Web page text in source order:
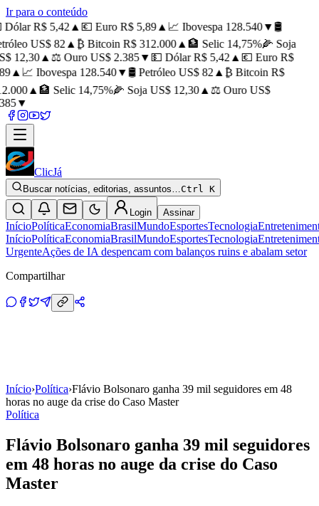
Ir para o conteúdo
R$ 5,42▲💶 Euro R$ 5,89▲📈 Ibovespa 128.540▼🛢️
US$ 82▲₿ Bitcoin R$ 312.000▲🏦 Selic 14,75%🌽 Soja
12,30▲⚖️ Ouro US$ 2.385▼💵 Dólar R$ 5,42▲💶 Euro R$
▲📈 Ibovespa 128.540▼🛢️ Petróleo US$ 82▲₿ Bitcoin R$
▲🏦 Selic 14,75%🌽 Soja US$ 12,30▲⚖️ Ouro US$
▼
ClicJá
Buscar notícias, editorias, assuntos…Ctrl K
Login Assinar
InícioPolíticaEconomiaBrasilMundoEsportesTecnologia
InícioPolíticaEconomiaBrasilMundoEsportesTecnologia
UrgenteAções de IA despencam com balanços ruins e abalam setor
Compartilhar
Início›Política›Flávio Bolsonaro ganha 39 mil seguidores em 48
horas no auge da crise do Caso Master
Política
Flávio Bolsonaro ganha 39 mil seguidores
em 48 horas no auge da crise do Caso
Master